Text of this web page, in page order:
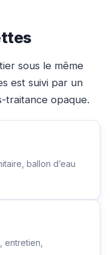
sous le même
est suivi par un
opaque.
ballon d’eau
entretien,